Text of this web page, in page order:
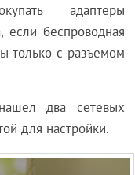
адаптеры
если беспроводная
только с разъемом
два сетевых
для настройки.